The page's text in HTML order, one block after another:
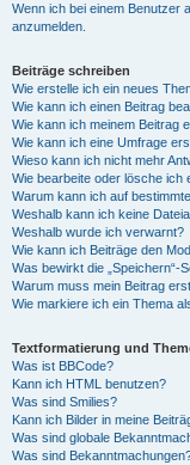
Wenn ich bei einem Benutzer
anzumelden.
Beiträge schreiben
Wie erstelle ich ein neues
Wie kann ich einen Beitrag
Wie kann ich meinem Beitrag
Wie kann ich eine Umfrage
Wieso kann ich nicht mehr
Wie bearbeite oder lösche ich
Warum kann ich auf
Weshalb kann ich keine
Weshalb wurde ich verwarnt?
Wie kann ich Beiträge den
Was bewirkt die „Speichern“-
Warum muss mein Beitrag
Wie markiere ich ein Thema
Textformatierung und
Was ist BBCode?
Kann ich HTML benutzen?
Was sind Smilies?
Kann ich Bilder in meine
Was sind globale
Was sind